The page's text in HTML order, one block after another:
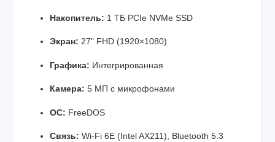
Накопитель: 1 ТБ PCIe NVMe SSD
Экран: 27" FHD (1920×1080)
Графика: Интегрированная
Камера: 5 МП с микрофонами
ОС: FreeDOS
Связь: Wi-Fi 6E (Intel AX211), Bluetooth 5.3